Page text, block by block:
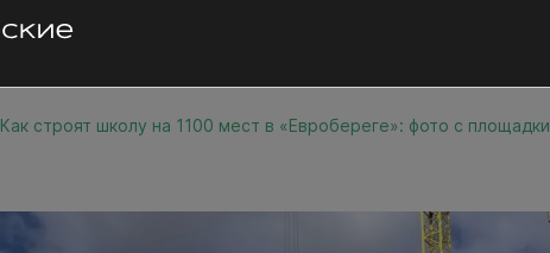
Как строят школу на 1100 мест в «Евробереге»: фото с площадки